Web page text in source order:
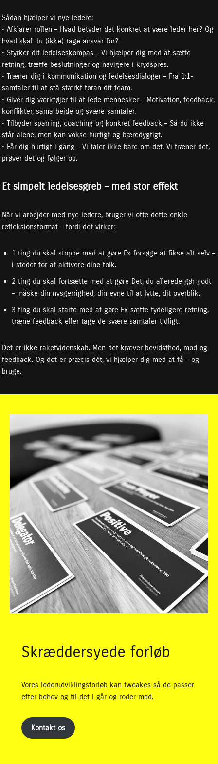
Sådan hjælper vi nye ledere:
• Afklarer rollen – Hvad betyder det konkret at være leder her? Og
hvad skal du (ikke) tage ansvar for?
• Styrker dit ledelseskompas – Vi hjælper dig med at sætte
retning, træffe beslutninger og navigere i krydspres.
• Træner dig i kommunikation og ledelsesdialoger – Fra 1:1-
samtaler til at stå stærkt foran dit team.
• Giver dig værktøjer til at lede mennesker – Motivation, feedback,
konflikter, samarbejde og svære samtaler.
• Tilbyder sparring, coaching og konkret feedback – Så du ikke
står alene, men kan vokse hurtigt og bæredygtigt.
• Får dig hurtigt i gang – Vi taler ikke bare om det. Vi træner det,
prøver det og følger op.
Et simpelt ledelsesgreb – med stor effekt
Når vi arbejder med nye ledere, bruger vi ofte dette enkle
refleksionsformat – fordi det virker:
1 ting du skal stoppe med at gøre Fx forsøge at fikse alt selv –
i stedet for at aktivere dine folk.
2 ting du skal fortsætte med at gøre Det, du allerede gør godt
– måske din nysgerrighed, din evne til at lytte, dit overblik.
3 ting du skal starte med at gøre Fx sætte tydeligere retning,
træne feedback eller tage de svære samtaler tidligt.
Det er ikke raketvidenskab. Men det kræver bevidsthed, mod og
feedback. Og det er præcis dét, vi hjælper dig med at få – og
bruge.
Skræddersyede forløb
Vores lederudviklingsforløb kan tweakes så de passer
efter behov og til det I går og roder med.
Kontakt os